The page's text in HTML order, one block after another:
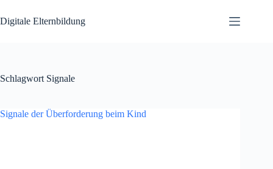
Inhalt
springen
Digitale Elternbildung
Schlagwort Signale
Signale der Überforderung beim Kind